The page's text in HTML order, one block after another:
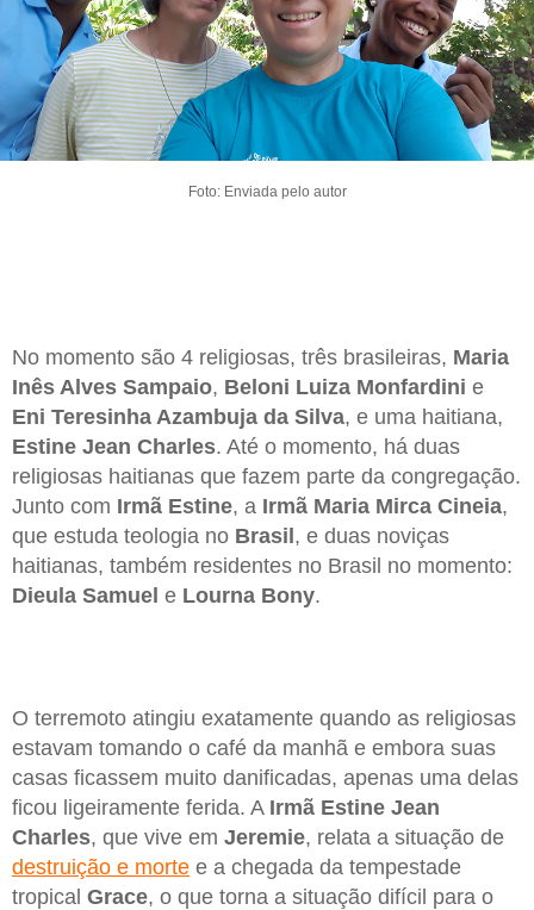
Foto: Enviada pelo autor
No momento são 4 religiosas, três brasileiras, Maria
Inês Alves Sampaio, Beloni Luiza Monfardini e
Eni Teresinha Azambuja da Silva, e uma haitiana,
Estine Jean Charles. Até o momento, há duas
religiosas haitianas que fazem parte da congregação.
Junto com Irmã Estine, a Irmã Maria Mirca Cineia,
que estuda teologia no Brasil, e duas noviças
haitianas, também residentes no Brasil no momento:
Dieula Samuel e Lourna Bony.
O terremoto atingiu exatamente quando as religiosas
estavam tomando o café da manhã e embora suas
casas ficassem muito danificadas, apenas uma delas
ficou ligeiramente ferida. A Irmã Estine Jean
Charles, que vive em Jeremie, relata a situação de
destruição e morte e a chegada da tempestade
tropical Grace, o que torna a situação difícil para o